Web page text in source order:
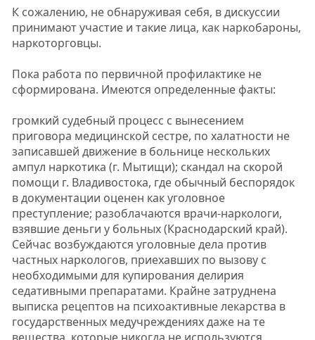
К сожалению, не обнаруживая себя, в дискуссии
принимают участие и такие лица, как наркобароны,
наркоторговцы.
Пока работа по первичной профилактике не
сформирована. Имеются определенные факты:
громкий судебный процесс с вынесением
приговора медицинской сестре, по халатности не
записавшей движение в больнице нескольких
ампул наркотика (г. Мытищи); скандал на скорой
помощи г. Владивостока, где обычный беспорядок
в документации оценен как уголовное
преступление; разоблачаются врачи-наркологи,
взявшие деньги у больных (Краснодарский край).
Сейчас возбуждаются уголовные дела против
частных наркологов, приехавших по вызову с
необходимыми для купирования делирия
седативными препаратами. Крайне затруднена
выписка рецептов на психоактивные лекарства в
государственных медучреждениях даже на те